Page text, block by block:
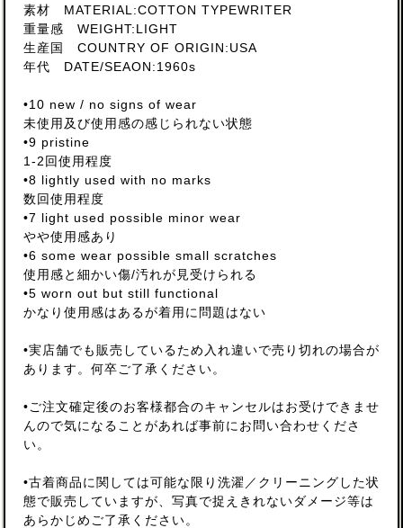
素材 MATERIAL:COTTON TYPEWRITER
重量感 WEIGHT:LIGHT
生産国 COUNTRY OF ORIGIN:USA
年代 DATE/SEAON:1960s
•10 new / no signs of wear
未使用及び使用感の感じられない状態
•9 pristine
1-2回使用程度
•8 lightly used with no marks
数回使用程度
•7 light used possible minor wear
やや使用感あり
•6 some wear possible small scratches
使用感と細かい傷/汚れが見受けられる
•5 worn out but still functional
かなり使用感はあるが着用に問題はない
•実店舗でも販売しているため入れ違いで売り切れの場合が
あります。何卒ご了承ください。
•ご注文確定後のお客様都合のキャンセルはお受けできませ
んので気になることがあれば事前にお問い合わせくださ
い。
•古着商品に関しては可能な限り洗濯／クリーニングした状
態で販売していますが、写真で捉えきれないダメージ等は
あらかじめご了承ください。